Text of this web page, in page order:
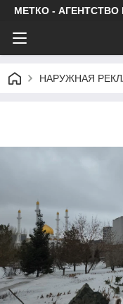
МЕТКО -
НАРУЖНАЯ